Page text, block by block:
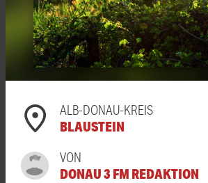
ALB-DONAU-KREIS
BLAUSTEIN
VON
DONAU 3 FM REDAKTION